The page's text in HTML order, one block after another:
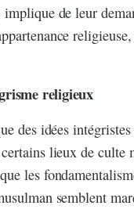
de leur
religieux
des idées intégristes
lieux de culte
les
semblent